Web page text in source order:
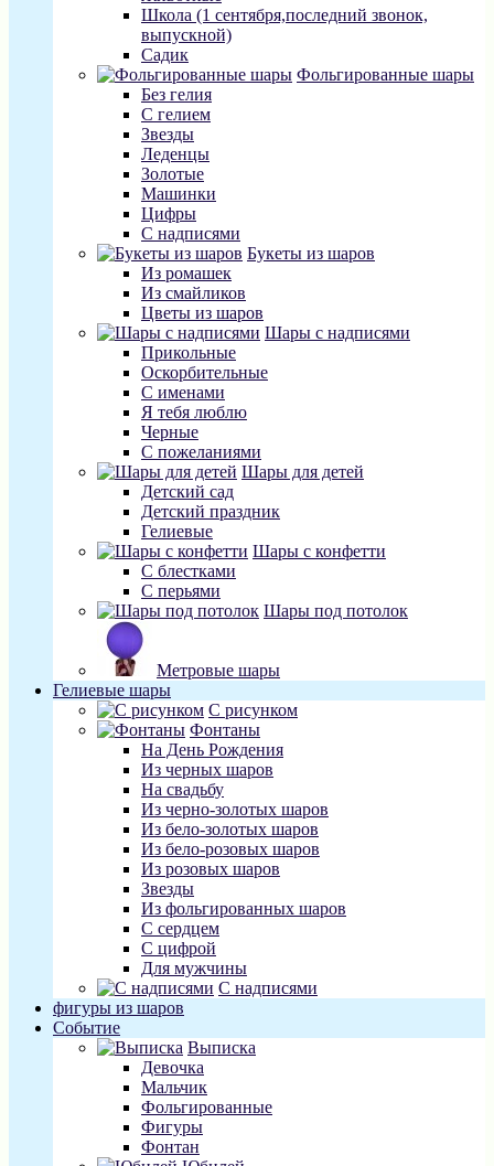
Школа (1 сентября,последний звонок,
выпускной)
Садик
Фольгированные шары
Без гелия
С гелием
Звезды
Леденцы
Золотые
Машинки
Цифры
С надписями
Букеты из шаров
Из ромашек
Из смайликов
Цветы из шаров
Шары с надписями
Прикольные
Оскорбительные
С именами
Я тебя люблю
Черные
С пожеланиями
Шары для детей
Детский сад
Детский праздник
Гелиевые
Шары с конфетти
С блестками
С перьями
Шары под потолок
Метровые шары
Гелиевые шары
С рисунком
Фонтаны
На День Рождения
Из черных шаров
На свадьбу
Из черно-золотых шаров
Из бело-золотых шаров
Из бело-розовых шаров
Из розовых шаров
Звезды
Из фольгированных шаров
С сердцем
С цифрой
Для мужчины
С надписями
фигуры из шаров
Событие
Выписка
Девочка
Мальчик
Фольгированные
Фигуры
Фонтан